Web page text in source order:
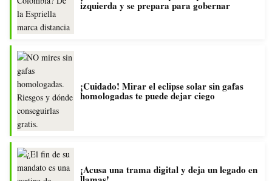
izquierda y se prepara para gobernar
¡Cuidado! Mirar el eclipse solar sin gafas
homologadas te puede dejar ciego
¡Acusa una trama digital y deja un legado en